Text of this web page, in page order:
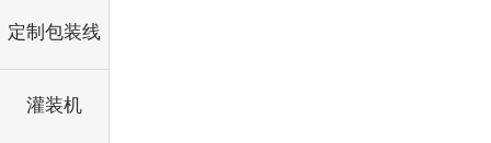
定制包装线
灌装机